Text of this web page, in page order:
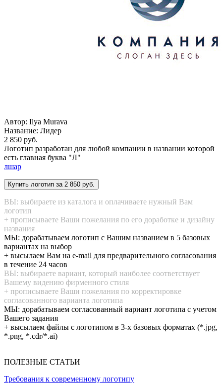
Автор: Ilya Murava
Название: Лидер
2 850 руб.
Логотип разработан для любой компании в названии которой
есть главная буква "Л"
лшар
ВЫ: выбираете из каталога и оплачиваете нужный Вам
логотип
+ прописываете Ваши пожелания по его доработке и дизайну
названия
МЫ: дорабатываем логотип с Вашим названием в 5 базовых
вариантах на выбор
+ высылаем Вам на e-mail для предварительного согласования
в течение 24 часов
ВЫ: выбираете вариант, который наиболее соответствует
Вашему видению фирменного стиля
+ прописываете Ваши пожелания по корректировке
согласованного варианта логотипа
МЫ: дорабатываем согласованный вариант логотипа с учетом
Вашего задания
+ высылаем файлы с логотипом в 3-х базовых форматах (*.jpg,
*.png, *.cdr/*.ai)
ПОЛЕЗНЫЕ СТАТЬИ
Требования к современному логотипу